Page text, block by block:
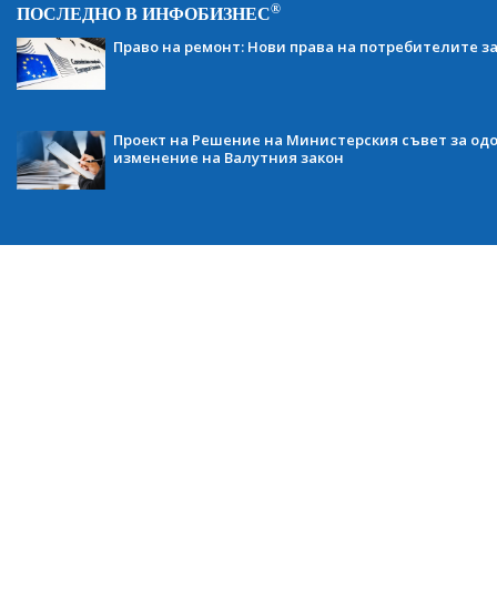
ПОСЛЕДНО В ИНФОБИЗНЕС®
Право на ремонт: Нови права на потребителите
Проект на Решение на Министерския съвет за
изменение на Валутния закон